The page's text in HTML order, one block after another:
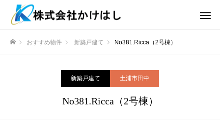
おすすめ物件 新築戸建て No381.Ricca（2号棟）
新築戸建て 土浦市田中
No381.Ricca（2号棟）